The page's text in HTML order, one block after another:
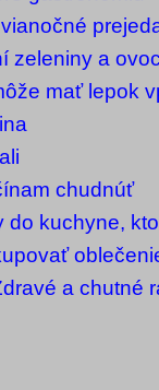
zeleniny a
hlavu
mať lepok
chudnúť
do kuchyne,
a chutné